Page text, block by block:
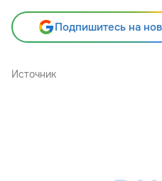
Подпишитесь на
Источник